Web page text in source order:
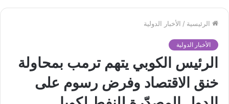
الرئيسية / الأخبار الدولية
الأخبار الدولية
الرئيس الكوبي يتهم ترمب بمحاولة
خنق الاقتصاد وفرض رسوم على